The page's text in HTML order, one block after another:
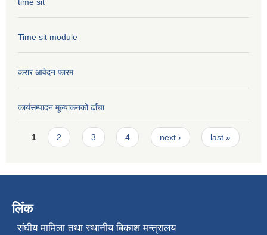
time sit
Time sit module
करार आवेदन फारम
कार्यसम्पादन मूल्या‌कनको ढाँचा
Pages
1 2 3 4 next › last »
लिंक
संघीय मामिला तथा स्थानीय बिकाश मन्त्रालय